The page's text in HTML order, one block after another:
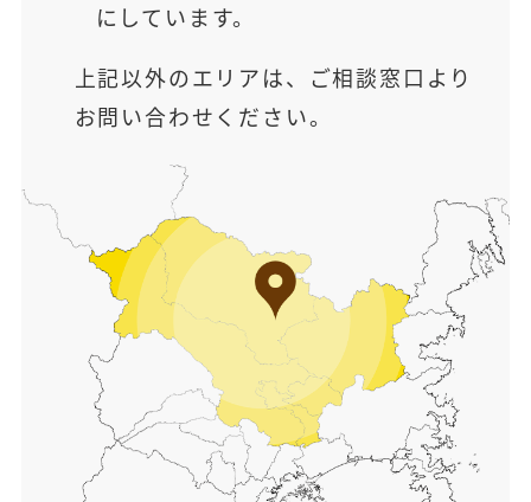
にしています。
上記以外のエリアは、ご相談窓口より
お問い合わせください。